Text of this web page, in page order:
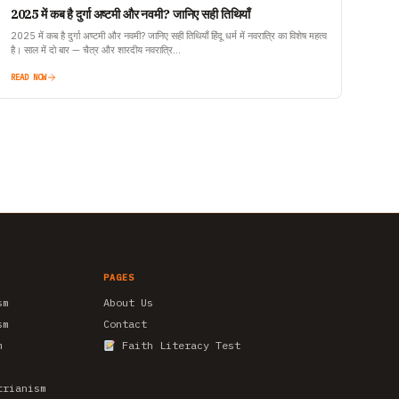
2025 में कब है दुर्गा अष्टमी और नवमी? जानिए सही तिथियाँ
2025 में कब है दुर्गा अष्टमी और नवमी? जानिए सही तिथियाँ हिंदू धर्म में नवरात्रि का विशेष महत्व
है। साल में दो बार — चैत्र और शारदीय नवरात्रि…
READ NOW
PAGES
About Us
Contact
Faith Literacy Test